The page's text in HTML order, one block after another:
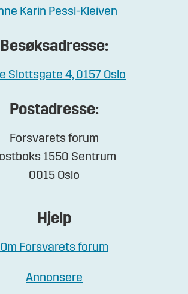
Karin Pessl-Kleiven
Besøksadresse:
Slottsgate 4, 0157 Oslo
Postadresse:
Forsvarets forum
1550 Sentrum
0015 Oslo
Hjelp
Om Forsvarets forum
Annonsere